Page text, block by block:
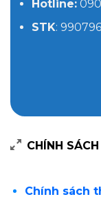
Hotline:
STK:
CHÍNH SÁCH
Chính sách